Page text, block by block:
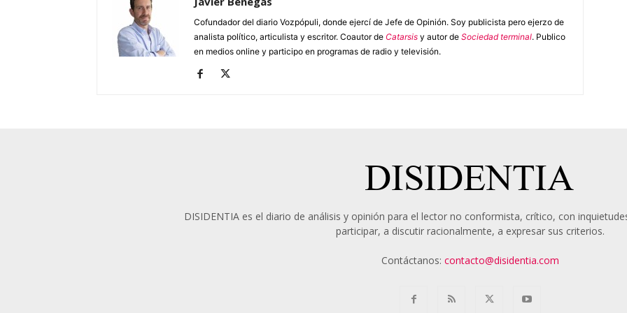
Cofundador del diario Vozpópuli, donde ejercí de Jefe de Opinión. Soy publicista pero ejerzo de
analista político, articulista y escritor. Coautor de Catarsis y autor de Sociedad terminal. Publico
en medios online y participo en programas de radio y televisión.
DISIDENTIA es el diario de análisis y opinión para el lector no conformista, crítico, con
participar, a discutir racionalmente, a expresar sus criterios.
Contáctanos: contacto@disidentia.com